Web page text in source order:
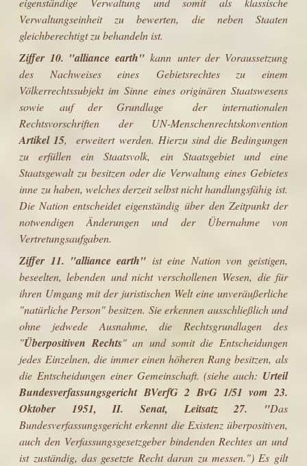
Verwaltungseinheit zu bewerten, die neben Staaten
gleichberechtigt zu behandeln ist.
Ziffer 10. "alliance earth"kann unter der Voraussetzung
des Nachweises eines Gebietsrechtes zu einem
Völkerrechtssubjekt im Sinne eines originären Staatswesens
sowie auf der Grundlage der internationalen
Rechtsvorschriften der UN-Menschenrechtskonvention
Artikel 15, erweitert werden. Hierzu sind die Bedingungen
zu erfüllen ein Staatsvolk, ein Staatsgebiet und eine
Staatsgewalt zu besitzen oder die Verwaltung eines Gebietes
inne zu haben, welches derzeit selbst nicht handlungsfähig ist.
Die Nation entscheidet eigenständig über den Zeitpunkt der
notwendigen Änderungen und der Übernahme von
Vertretungsaufgaben.
Ziffer 11. "alliance earth" ist eine Nation von geistigen,
beseelten, lebenden und nicht verschollenen Wesen, die für
ihren Umgang mit der juristischen Welt eine unveräußerliche
"natürliche Person" besitzen. Sie erkennen ausschließlich und
ohne jedwede Ausnahme, die Rechtsgrundlagen des
"Überpositiven Rechts" an und somit die Entscheidungen
jedes Einzelnen, die immer einen höheren Rang besitzen, als
die Entscheidungen einer Gemeinschaft. (siehe auch: Urteil
BundesverfassungsgerichtBVerfG 2 BvG 1/51 vom 23.
Oktober 1951, II. Senat, Leitsatz 27. "Das
Bundesverfassungsgericht erkennt die Existenz überpositiven,
auch den Verfassungsgesetzgeber bindenden Rechtes an und
ist zuständig, das gesetzte Recht daran zu messen.") Es gilt